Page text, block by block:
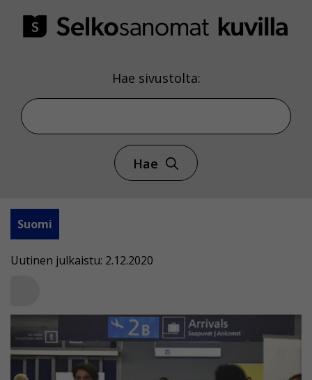
Hae sivustolta:
Hae
Suomi
Uutinen julkaistu: 2.12.2020